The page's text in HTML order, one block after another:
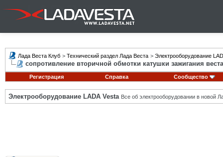
Лада Веста Клуб > Технический раздел Лада Веста > Электрооборудование
сопротивление вторичной обмотки катушки зажигания веста
Регистрация Справка Сообщество
Электрооборудование LADA Vesta Все об электрооборудовании в новой